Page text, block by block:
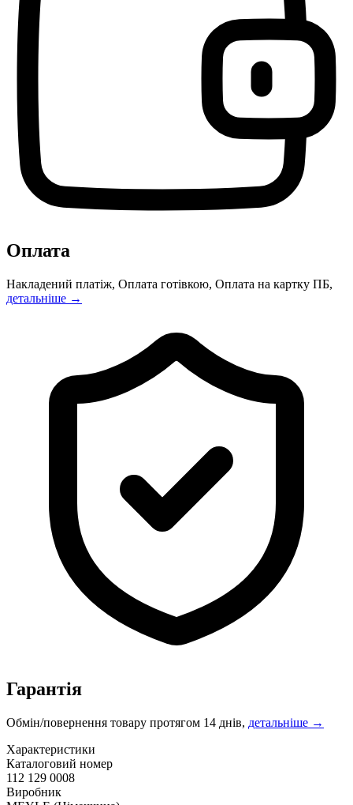
Оплата
Накладений платіж, Оплата готівкою, Оплата на картку ПБ,
детальніше →
Гарантія
Обмін/повернення товару протягом 14 днів, детальніше →
Характеристики
Каталоговий номер
112 129 0008
Виробник